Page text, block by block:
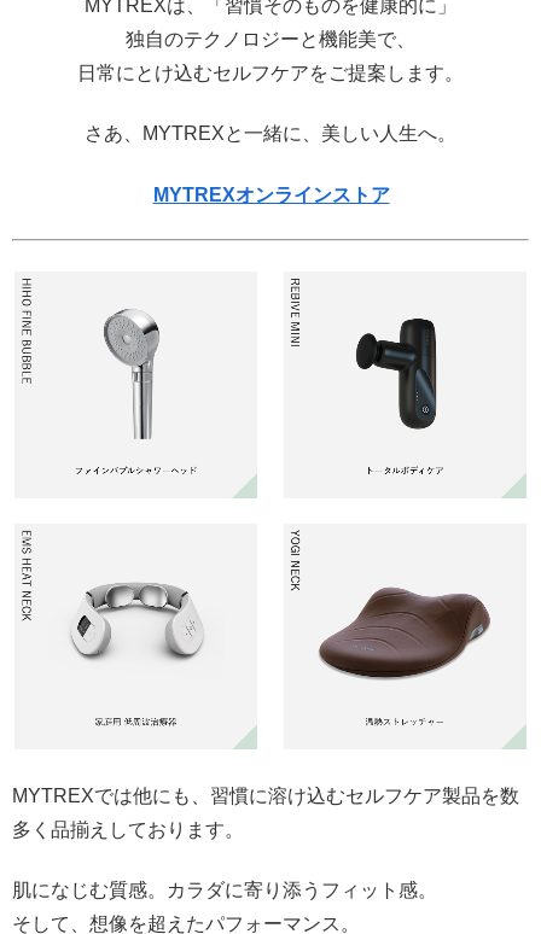
MYTREXは、「習慣そのものを健康的に」
独自のテクノロジーと機能美で、
日常にとけ込むセルフケアをご提案します。
さあ、MYTREXと一緒に、美しい人生へ。
MYTREXオンラインストア
MYTREXでは他にも、習慣に溶け込むセルフケア製品を数
多く品揃えしております。
肌になじむ質感。カラダに寄り添うフィット感。
そして、想像を超えたパフォーマンス。